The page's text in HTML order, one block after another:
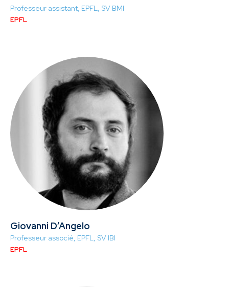
Professeur assistant, EPFL, SV BMI
EPFL
Giovanni D’Angelo
Professeur associé, EPFL, SV IBI
EPFL